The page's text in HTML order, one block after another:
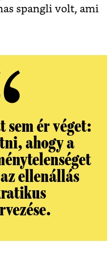
spangli volt, ami
sem ér véget:
ahogy a
ellenállás